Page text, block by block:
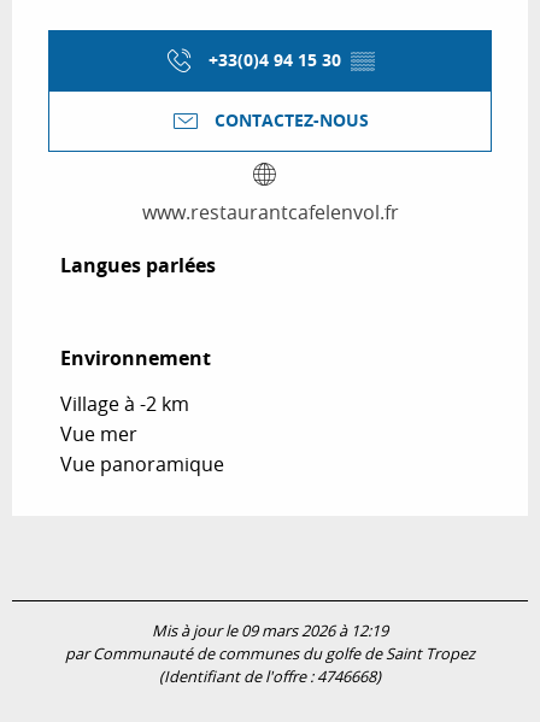
+33(0)4 94 15 30 ▒▒
CONTACTEZ-NOUS
www.restaurantcafelenvol.fr
Langues parlées
Langues parlées
Environnement
Environnement
Village à -2 km
Vue mer
Vue panoramique
Mis à jour le 09 mars 2026 à 12:19
par Communauté de communes du golfe de Saint Tropez
(Identifiant de l'offre :4746668)